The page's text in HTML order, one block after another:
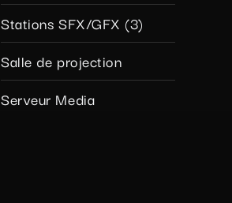
Stations SFX/GFX (3)
Salle de projection
Serveur Media